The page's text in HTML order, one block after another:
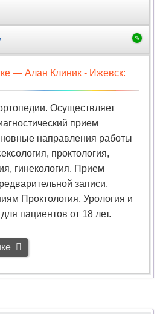
— Алан Клиник - Ижевск:
Осуществляет
прием
направления работы
проктология,
гинекология. Прием
записи.
Проктология, Урология и
пациентов от 18 лет.